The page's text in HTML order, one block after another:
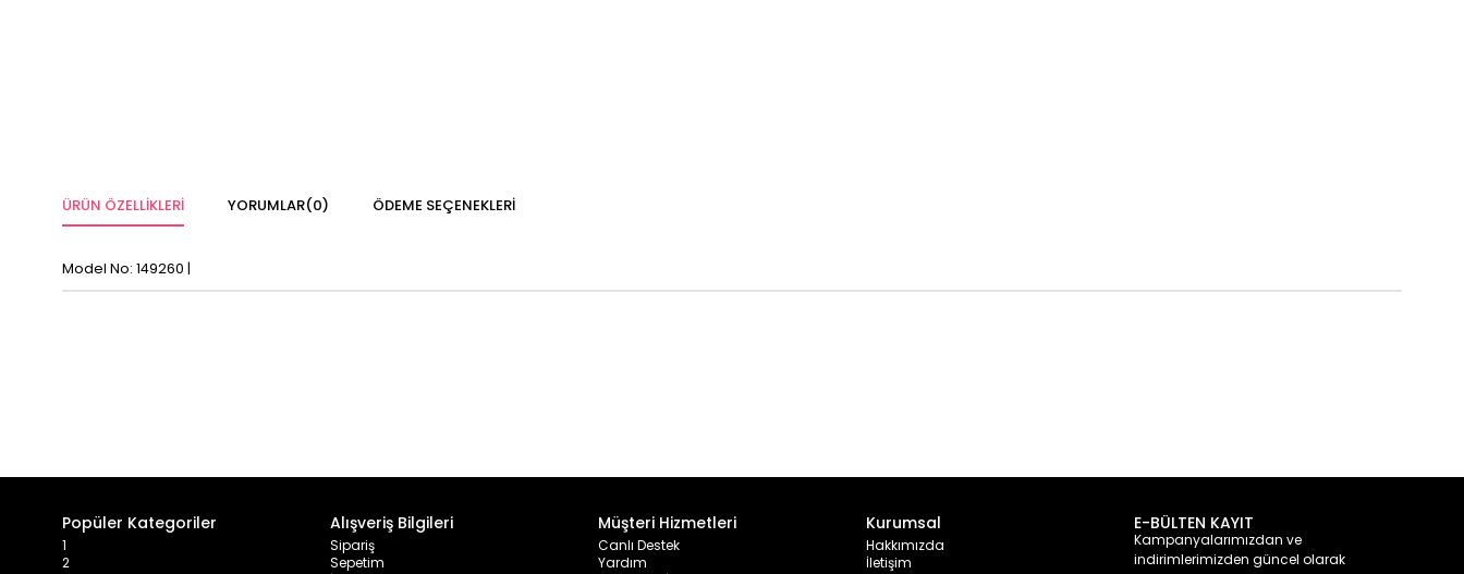
ÜRÜN ÖZELLIKLERI YORUMLAR(0) ÖDEME SEÇENEKLERI
Model No: 149260 |
Popüler Kategoriler
1
2
Alışveriş Bilgileri
Sipariş
Sepetim
Müşteri Hizmetleri
Canlı Destek
Yardım
Kurumsal
Hakkımızda
İletişim
E-BÜLTEN KAYIT
Kampanyalarımızdan ve
indirimlerimizden güncel olarak